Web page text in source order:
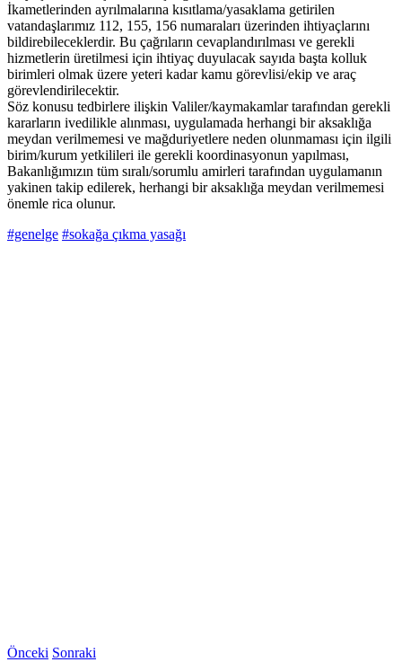
İkametlerinden ayrılmalarına kısıtlama/yasaklama getirilen
vatandaşlarımız 112, 155, 156 numaraları üzerinden ihtiyaçlarını
bildirebileceklerdir. Bu çağrıların cevaplandırılması ve gerekli
hizmetlerin üretilmesi için ihtiyaç duyulacak sayıda başta kolluk
birimleri olmak üzere yeteri kadar kamu görevlisi/ekip ve araç
görevlendirilecektir.
Söz konusu tedbirlere ilişkin Valiler/kaymakamlar tarafından gerekli
kararların ivedilikle alınması, uygulamada herhangi bir aksaklığa
meydan verilmemesi ve mağduriyetlere neden olunmaması için ilgili
birim/kurum yetkilileri ile gerekli koordinasyonun yapılması,
Bakanlığımızın tüm sıralı/sorumlu amirleri tarafından uygulamanın
yakinen takip edilerek, herhangi bir aksaklığa meydan verilmemesi
önemle rica olunur.
#genelge #sokağa çıkma yasağı
Önceki Sonraki